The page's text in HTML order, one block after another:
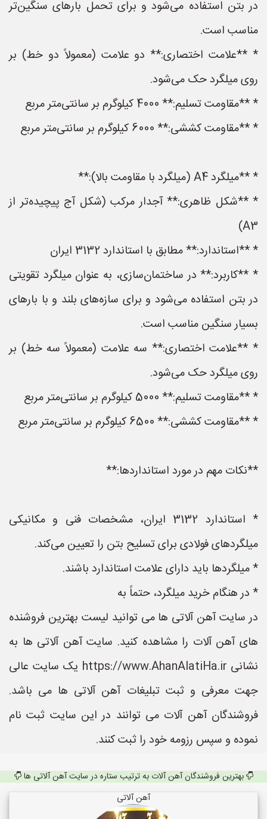
در بتن استفاده می‌شود و برای تحمل بارهای سنگین‌تر
مناسب است.
* **علامت اختصاری:** دو علامت (معمولاً دو خط) بر
روی میلگرد حک می‌شود.
* **مقاومت تسلیم:** 4000 کیلوگرم بر سانتی‌متر مربع
* **مقاومت کششی:** 6000 کیلوگرم بر سانتی‌متر مربع
* **میلگرد A4 (میلگرد با مقاومت بالا):**
* **شکل ظاهری:** آجدار مرکب (شکل آج پیچیده‌تر از
A3)
* **استاندارد:** مطابق با استاندارد 3132 ایران
* **کاربرد:** در ساختمان‌سازی، به عنوان میلگرد تقویتی
در بتن استفاده می‌شود و برای سازه‌های بلند و با بارهای
بسیار سنگین مناسب است.
* **علامت اختصاری:** سه علامت (معمولاً سه خط) بر
روی میلگرد حک می‌شود.
* **مقاومت تسلیم:** 5000 کیلوگرم بر سانتی‌متر مربع
* **مقاومت کششی:** 6500 کیلوگرم بر سانتی‌متر مربع
**نکات مهم در مورد استانداردها:**
* استاندارد 3132 ایران، مشخصات فنی و مکانیکی
میلگردهای فولادی برای تسلیح بتن را تعیین می‌کند.
* میلگردها باید دارای علامت استاندارد باشند.
* در هنگام خرید میلگرد، حتماً به
در سایت آهن آلاتی ها می توانید لیست بهترین فروشنده
های آهن آلات را مشاهده کنید. سایت آهن آلاتی ها به
نشانی https://www.AhanAlatiHa.ir یک سایت عالی
جهت معرفی و ثبت تبلیغات آهن آلاتی ها می باشد.
فروشندگان آهن آلات می توانند در این سایت ثبت نام
نموده و سپس رزومه خود را ثبت کنند.
بهترین فروشندگان آهن آلات به ترتیب ستاره در سایت آهن آلاتی ها
آهن آلاتی